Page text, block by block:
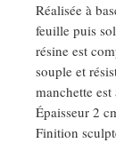
Réalisée à
feuille puis
résine est
souple et
manchette
Épaisseur 2
Finition